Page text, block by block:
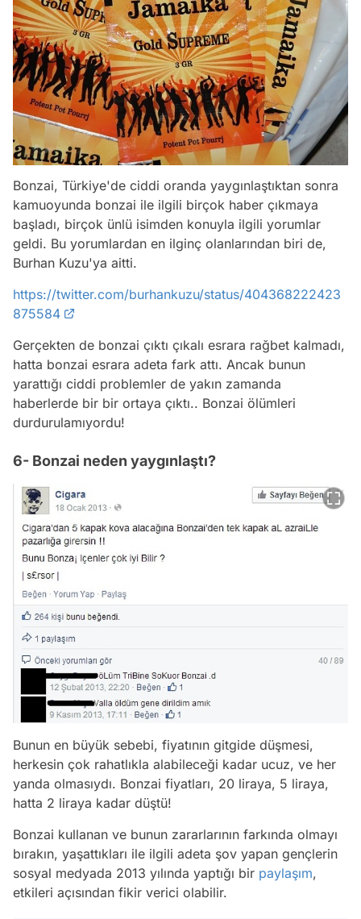
Bonzai, Türkiye'de ciddi oranda yaygınlaştıktan sonra
kamuoyunda bonzai ile ilgili birçok haber çıkmaya
başladı, birçok ünlü isimden konuyla ilgili yorumlar
geldi. Bu yorumlardan en ilginç olanlarından biri de,
Burhan Kuzu'ya aitti.
https://twitter.com/burhankuzu/status/404368222423
875584
Gerçekten de bonzai çıktı çıkalı esrara rağbet kalmadı,
hatta bonzai esrara adeta fark attı. Ancak bunun
yarattığı ciddi problemler de yakın zamanda
haberlerde bir bir ortaya çıktı.. Bonzai ölümleri
durdurulamıyordu!
6- Bonzai neden yaygınlaştı?
Bunun en büyük sebebi, fiyatının gitgide düşmesi,
herkesin çok rahatlıkla alabileceği kadar ucuz, ve her
yanda olmasıydı. Bonzai fiyatları, 20 liraya, 5 liraya,
hatta 2 liraya kadar düştü!
Bonzai kullanan ve bunun zararlarının farkında olmayı
bırakın, yaşattıkları ile ilgili adeta şov yapan gençlerin
sosyal medyada 2013 yılında yaptığı bir paylaşım,
etkileri açısından fikir verici olabilir.